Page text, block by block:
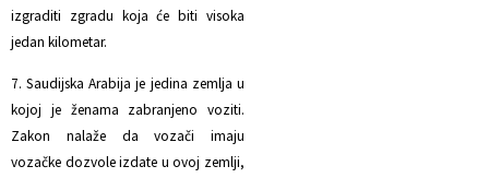
izgraditi zgradu koja će biti visoka
jedan kilometar.
7. Saudijska Arabija je jedina zemlja u
kojoj je ženama zabranjeno voziti.
Zakon nalaže da vozači imaju
vozačke dozvole izdate u ovoj zemlji,